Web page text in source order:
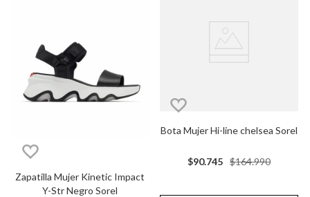
Zapatilla Mujer Kinetic Impact
Y-Str Negro Sorel
Bota Mujer Hi-line chelsea Sorel
$164.990
$90.745